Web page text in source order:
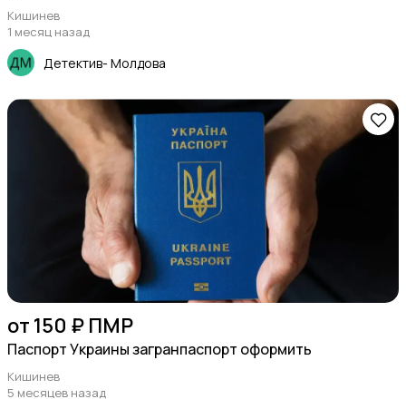
Кишинев
1 месяц назад
Детектив- Молдова
от 150 ₽ ПМР
Паспорт Украины загранпаспорт оформить
Кишинев
5 месяцев назад